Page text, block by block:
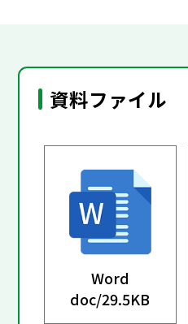
資料ファイル
Word
doc/29.5KB